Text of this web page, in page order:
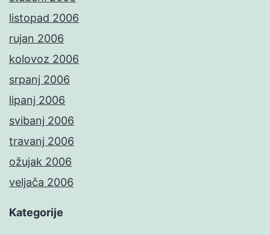
listopad 2006
rujan 2006
kolovoz 2006
srpanj 2006
lipanj 2006
svibanj 2006
travanj 2006
ožujak 2006
veljača 2006
Kategorije